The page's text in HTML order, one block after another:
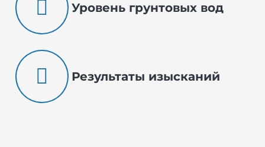
Уровень грунтовых вод
Результаты изысканий